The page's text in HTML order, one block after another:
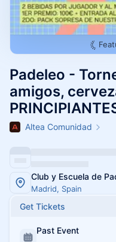
Padeleo -
amigos,
Altea Comunidad
Club y Escuela de
Madrid, Spain
Get Tickets
Past Event